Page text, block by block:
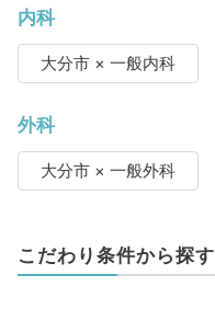
内科
大分市 × 一般内科
外科
大分市 × 一般外科
こだわり条件から探す